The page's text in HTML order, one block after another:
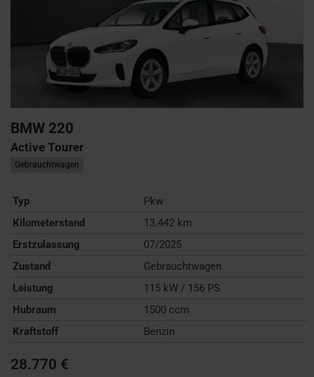
BMW 220
Active Tourer
Gebrauchtwagen
Typ
Pkw
Kilometerstand
13.442 km
Erstzulassung
07/2025
Zustand
Gebrauchtwagen
Leistung
115 kW / 156 PS
Hubraum
1500 ccm
Kraftstoff
Benzin
28.770 €